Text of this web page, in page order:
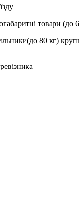
товари (до
80 кг)